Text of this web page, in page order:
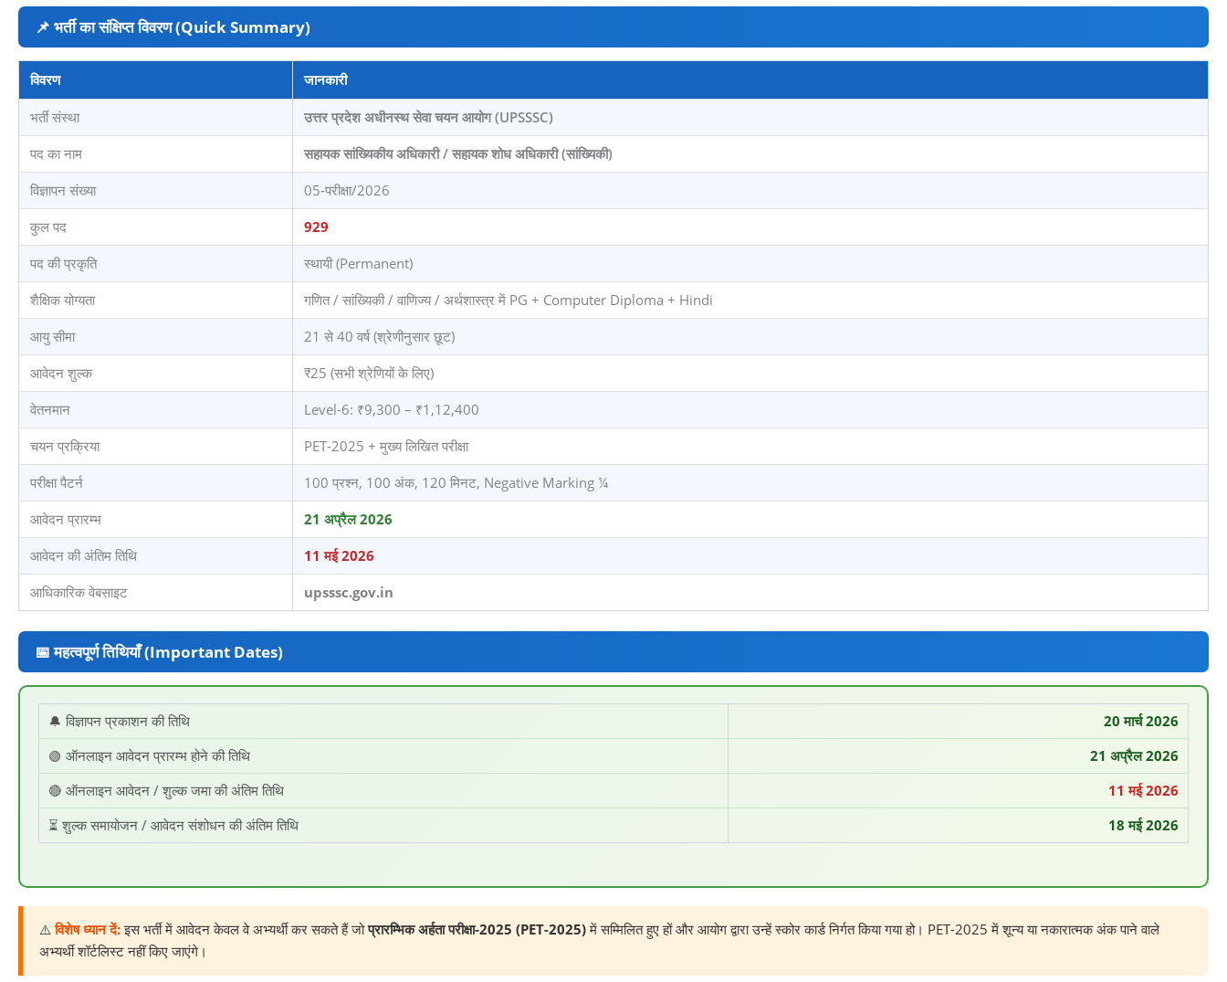
📌 भर्ती का संक्षिप्त विवरण (Quick Summary)
विवरण जानकारी
भर्ती संस्था उत्तर प्रदेश अधीनस्थ सेवा चयन आयोग (UPSSSC)
पद का नाम सहायक सांख्यिकीय अधिकारी / सहायक शोध अधिकारी (सांख्यिकी)
विज्ञापन संख्या 05-परीक्षा/2026
कुल पद 929
पद की प्रकृति स्थायी (Permanent)
शैक्षिक योग्यता गणित / सांख्यिकी / वाणिज्य / अर्थशास्त्र में PG + Computer Diploma + Hindi
आयु सीमा 21 से 40 वर्ष (श्रेणीनुसार छूट)
आवेदन शुल्क ₹25 (सभी श्रेणियों के लिए)
वेतनमान Level-6: ₹9,300 – ₹1,12,400
चयन प्रक्रिया PET-2025 + मुख्य लिखित परीक्षा
परीक्षा पैटर्न 100 प्रश्न, 100 अंक, 120 मिनट, Negative Marking ¼
आवेदन प्रारम्भ 21 अप्रैल 2026
आवेदन की अंतिम तिथि 11 मई 2026
आधिकारिक वेबसाइट upsssc.gov.in
📅 महत्वपूर्ण तिथियाँ (Important Dates)
🔔 विज्ञापन प्रकाशन की तिथि
20 मार्च 2026
🟢 ऑनलाइन आवेदन प्रारम्भ होने की तिथि
21 अप्रैल 2026
🔴 ऑनलाइन आवेदन / शुल्क जमा की अंतिम तिथि
11 मई 2026
⏳ शुल्क समायोजन / आवेदन संशोधन की अंतिम तिथि
18 मई 2026
⚠️विशेष ध्यान दें:इस भर्ती में आवेदन केवल वे अभ्यर्थी कर सकते हैं जोप्रारम्भिक अर्हता परीक्षा-2025 (PET-2025)में सम्मिलित हुए हों और आयोग द्वारा उन्हें स्कोर कार्ड निर्गत किया गया हो। PET-2025 में शून्य या नकारात्मक अंक पाने वाले
अभ्यर्थी शॉर्टलिस्ट नहीं किए जाएंगे।